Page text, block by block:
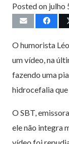
Posted on julho
O humorista
um vídeo, na
fazendo uma
hidrocefalia que
O SBT,
ele não integra
vídeo foi